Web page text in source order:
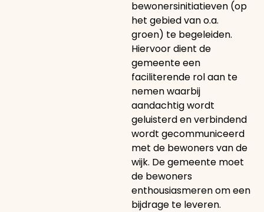
bewonersinitiatieven (op
het gebied van o.a.
groen) te begeleiden.
Hiervoor dient de
gemeente een
faciliterende rol aan te
nemen waarbij
aandachtig wordt
geluisterd en verbindend
wordt gecommuniceerd
met de bewoners van de
wijk. De gemeente moet
de bewoners
enthousiasmeren om een
bijdrage te leveren.